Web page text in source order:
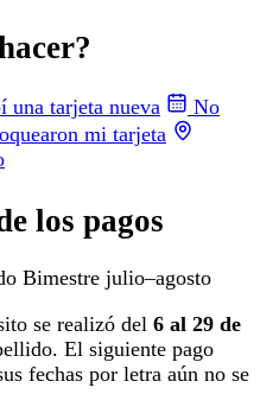
una tarjeta nueva
No
mi tarjeta
los pagos
Bimestre julio–agosto
se realizó del 6 al 29 de
El siguiente pago
fechas por letra aún no se